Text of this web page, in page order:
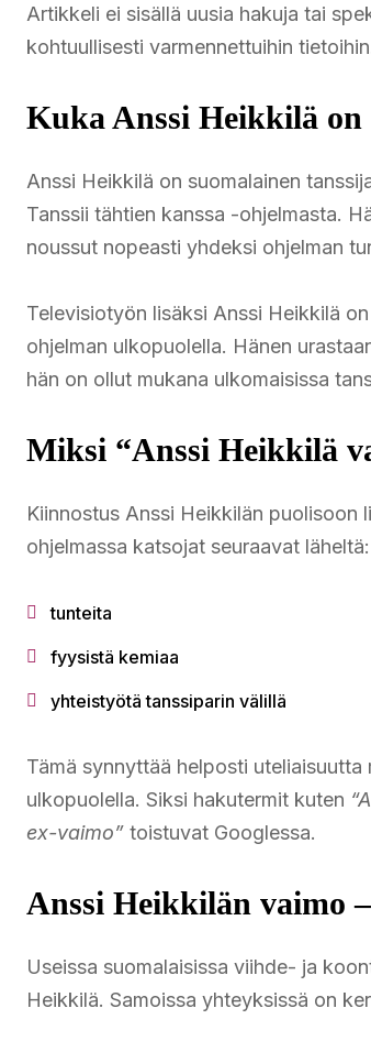
Artikkeli ei sisällä uusia hakuja tai
kohtuullisesti varmennettuihin
Kuka Anssi Heikkilä on
Anssi Heikkilä on suomalainen
Tanssii tähtien kanssa -ohjelmasta.
noussut nopeasti yhdeksi ohjelman
Televisiotyön lisäksi Anssi Heikkilä
ohjelman ulkopuolella. Hänen
hän on ollut mukana ulkomaisissa
Miksi “Anssi Heikkilä
Kiinnostus Anssi Heikkilän puolisoon
ohjelmassa katsojat seuraavat läheltä:
tunteita
fyysistä kemiaa
yhteistyötä tanssiparin välillä
Tämä synnyttää helposti
ulkopuolella. Siksi hakutermit kuten
ex-vaimo” toistuvat Googlessa.
Anssi Heikkilän vaimo
Useissa suomalaisissa viihde- ja
Heikkilä. Samoissa yhteyksissä on